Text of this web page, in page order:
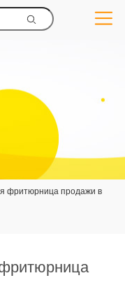
фритюрница продажи в